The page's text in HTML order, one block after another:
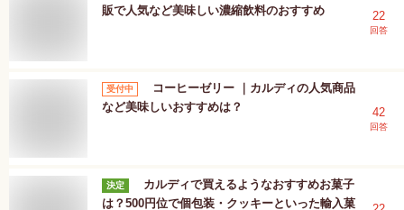
販で人気など美味しい濃縮飲料のおすすめ
22
回答
受付中
コーヒーゼリー ｜カルディの人気商品
など美味しいおすすめは？
42
回答
決定
カルディで買えるようなおすすめお菓子
は？500円位で個包装・クッキーといった輸入菓